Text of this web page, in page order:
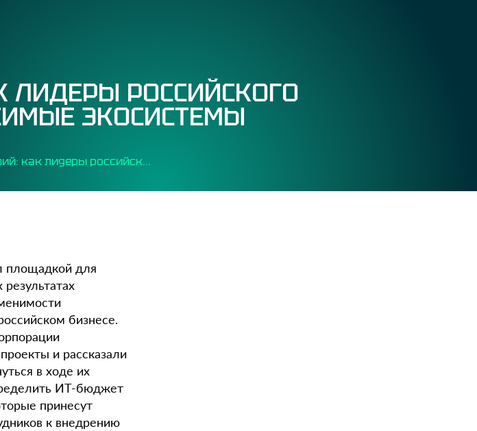
РОССИЙСКОГО
ЭКОСИСТЕМЫ
Цифра без иллюзий: как лидеры российского бизнеса строят независимые экосистемы
площадкой для
бизнесе.
и рассказали
в ходе их
ИТ-бюджет
принесут
к внедрению